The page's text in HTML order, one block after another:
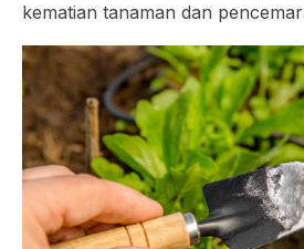
kematian tanaman dan